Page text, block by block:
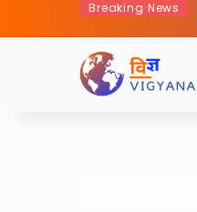
Breaking News